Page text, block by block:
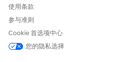
处理它们。通过仪表板、热度地图
的风险状况。
针对 IT 合规性的控制管理
定义强制执行您的合规策略并满足
制是切实可行的、可测试的检查，
使用条款
参与准则
Cookie 首选项中心
您的隐私选择